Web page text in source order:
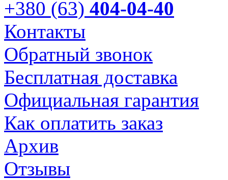
+380 (63) 404-04-40
Контакты
Обратный звонок
Бесплатная доставка
Официальная гарантия
Как оплатить заказ
Архив
Отзывы